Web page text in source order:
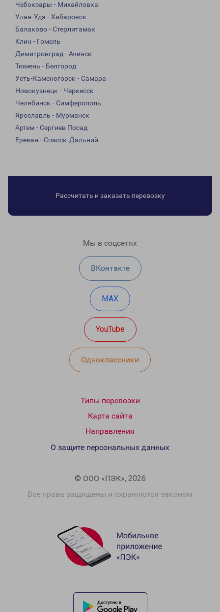
Чебоксары - Михайловка
Улан-Удэ - Хабаровск
Балаково - Стерлитамак
Клин - Гомель
Димитровград - Ачинск
Тюмень - Белгород
Усть-Каменогорск - Самара
Новокузнецк - Черкесск
Челябинск - Симферополь
Ярославль - Мурманск
Артем - Сергиев Посад
Ереван - Спасск-Дальний
Рассчитать и заказать перевозку
Мы в соцсетях
ВКонтакте
MAX
YouTube
Одноклассники
Типы перевозки
Карта сайта
Направления
© ООО «ПЭК», 2026
Все права защищены и охраняются законом
О защите персональных данных